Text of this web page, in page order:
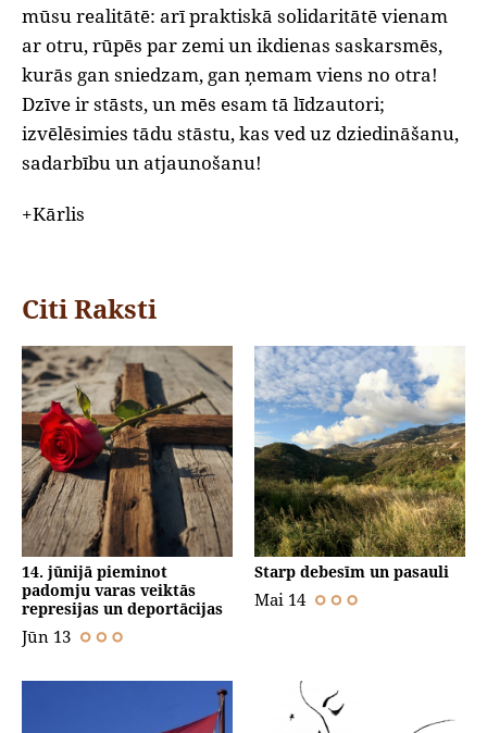
mūsu realitātē: arī praktiskā solidaritātē vienam
ar otru, rūpēs par zemi un ikdienas saskarsmēs,
kurās gan sniedzam, gan ņemam viens no otra!
Dzīve ir stāsts, un mēs esam tā līdzautori;
izvēlēsimies tādu stāstu, kas ved uz dziedināšanu,
sadarbību un atjaunošanu!
+Kārlis
Citi Raksti
14. jūnijā pieminot
padomju varas veiktās
represijas un deportācijas
Jūn 13
Starp debesīm un pasauli
Mai 14